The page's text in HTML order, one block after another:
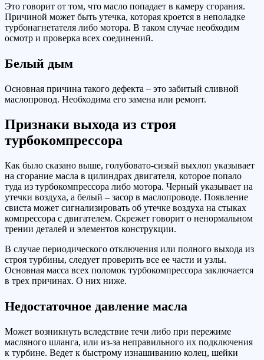
Это говорит от том, что масло попадает в камеру сгорания.
Причиной может быть утечка, которая кроется в неполадке
турбонагнетателя либо мотора. В таком случае необходим
осмотр и проверка всех соединений.
Белый дым
Основная причина такого дефекта – это забитый сливной
маслопровод. Необходима его замена или ремонт.
Признаки выхода из строя
турбокомпрессора
Как было сказано выше, голубовато-сизый выхлоп указывает
на сгорание масла в цилиндрах двигателя, которое попало
туда из турбокомпрессора либо мотора. Черный указывает на
утечки воздуха, а белый – засор в маслопроводе. Появление
свиста может сигнализировать об утечке воздуха на стыках
компрессора с двигателем. Скрежет говорит о ненормальном
трении деталей и элементов конструкции.
В случае периодического отключения или полного выхода из
строя турбины, следует проверить все ее части и узлы.
Основная масса всех поломок турбокомпрессора заключается
в трех причинах. О них ниже.
Недостаточное давление масла
Может возникнуть вследствие течи либо при пережиме
масляного шланга, или из-за неправильного их подключения
к турбине. Ведет к быстрому изнашиванию колец, шейки